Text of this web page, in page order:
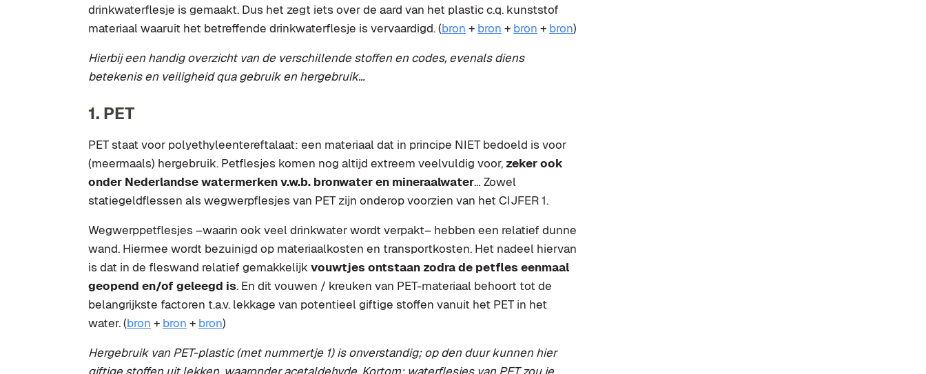
drinkwaterflesje is gemaakt. Dus het zegt iets over de aard van het plastic c.q. kunststof
materiaal waaruit het betreffende drinkwaterflesje is vervaardigd. (bron + bron + bron + bron)
Hierbij een handig overzicht van de verschillende stoffen en codes, evenals diens
betekenis en veiligheid qua gebruik en hergebruik…
1. PET
PET staat voor polyethyleentereftalaat: een materiaal dat in principe NIET bedoeld is voor
(meermaals) hergebruik. Petflesjes komen nog altijd extreem veelvuldig voor, zeker ook
onder Nederlandse watermerken v.w.b. bronwater en mineraalwater… Zowel
statiegeldflessen als wegwerpflesjes van PET zijn onderop voorzien van het CIJFER 1.
Wegwerppetflesjes –waarin ook veel drinkwater wordt verpakt– hebben een relatief dunne
wand. Hiermee wordt bezuinigd op materiaalkosten en transportkosten. Het nadeel hiervan
is dat in de fleswand relatief gemakkelijk vouwtjes ontstaan zodra de petfles eenmaal
geopend en/of geleegd is. En dit vouwen / kreuken van PET-materiaal behoort tot de
belangrijkste factoren t.a.v. lekkage van potentieel giftige stoffen vanuit het PET in het
water. (bron + bron + bron)
Hergebruik van PET-plastic (met nummertje 1) is onverstandig; op den duur kunnen hier